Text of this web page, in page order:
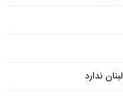
ندارد